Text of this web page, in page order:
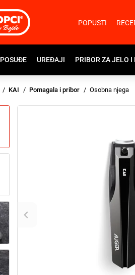
POPUSTI
POSUĐE UREĐAJI PRIBOR ZA JELO I
KAI Pomagala i pribor Osobna njega